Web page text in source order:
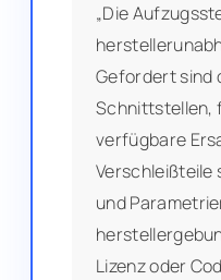
„Die
Gefordert sind
Schnittstellen,
verfügbare
Verschleißteile
und
Lizenz oder